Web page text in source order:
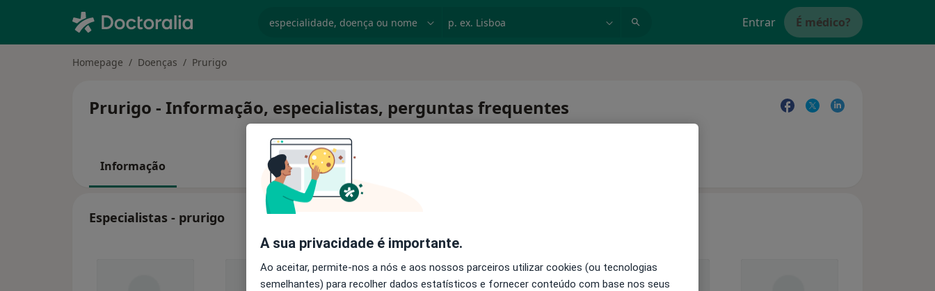
Entrar É médico?
Homepage Doenças Prurigo
Prurigo - Informação, especialistas, perguntas frequentes
Informação
Especialistas - prurigo
A sua privacidade é importante.
Ao aceitar, permite-nos a nós e aos nossos parceiros utilizar cookies (ou tecnologias
semelhantes) para recolher dados estatísticos e fornecer conteúdo com base nos seus